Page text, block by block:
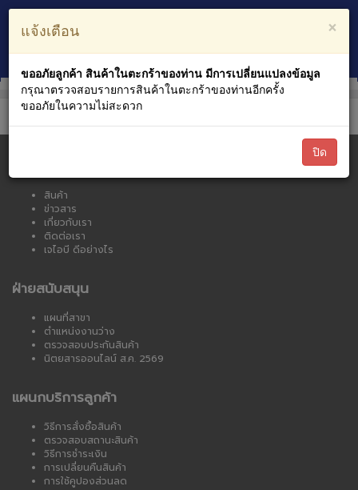
หมวดหมู่สินค้า
×
แจ้งเตือน
ขออภัยลูกค้า สินค้าในตะกร้าของท่าน มีการเปลี่ยนแปลงข้อมูล
กรุณาตรวจสอบรายการสินค้าในตะกร้าของท่านอีกครั้ง
ขออภัยในความไม่สะดวก
ปิด
สินค้า
ข่าวสาร
เกี่ยวกับเรา
ติดต่อเรา
เจไอบี ดีอย่างไร
ฝ่ายสนับสนุน
แผนที่สาขา
ตำแหน่งงานว่าง
ตรวจสอบประกันสินค้า
นิตยสารออนไลน์ ส.ค. 2569
แผนกบริการลูกค้า
วิธีการสั่งซื้อสินค้า
ตรวจสอบสถานะสินค้า
วิธีการชำระเงิน
การเปลี่ยนคืนสินค้า
การใช้คูปองส่วนลด